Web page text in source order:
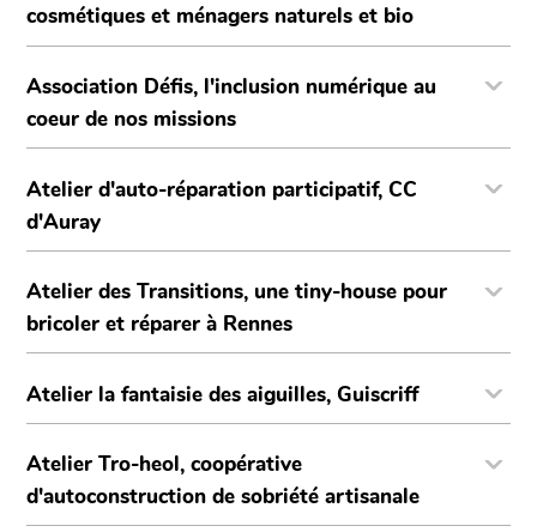
cosmétiques et ménagers naturels et bio
Association Défis, l'inclusion numérique au
coeur de nos missions
Atelier d'auto-réparation participatif, CC
d'Auray
Atelier des Transitions, une tiny-house pour
bricoler et réparer à Rennes
Atelier la fantaisie des aiguilles, Guiscriff
Atelier Tro-heol, coopérative
d'autoconstruction de sobriété artisanale